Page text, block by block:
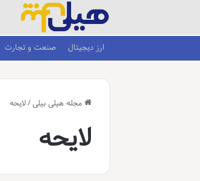
ارز دیجیتال صنعت و تجارت
مجله هیلی بیلی/لایحه
لایحه